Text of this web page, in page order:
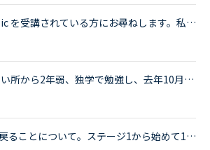
National Geographic を受講されている方にお尋ねします。私はNC入会して約1年半、メインで受講しているのはカランメソッドで、ほぼ毎日受講しています。それ以外には不定期で、世界一周旅行、TOEIC600、スタサプ...
be動詞も理解してない所から2年弱、独学で勉強し、去年10月からネイティブキャンプを始めました。ネイティブキャンプも4ヶ月位までは頑張っていたのですが、最近は週に3回ほどになりカランメソッドだけを受講して...
カランのステージを戻ることについて。ステージ1から始めて11にはいりました。暗記は到底無理なので、先生のリードについてひたすらシャドウイングしています。ここに来て、文が長くなり、句動詞などもたくさん出...